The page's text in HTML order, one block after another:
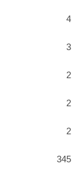
4
3
2
2
2
345